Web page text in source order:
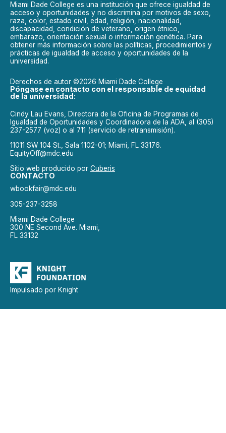
Miami Dade College es una institución que ofrece igualdad de
acceso y oportunidades y no discrimina por motivos de sexo,
raza, color, estado civil, edad, religión, nacionalidad,
discapacidad, condición de veterano, origen étnico,
embarazo, orientación sexual o información genética. Para
obtener más información sobre las políticas, procedimientos y
prácticas de igualdad de acceso y oportunidades de la
universidad.
Derechos de autor ©2026 Miami Dade College
Póngase en contacto con el responsable de equidad
de la universidad:
Cindy Lau Evans, Directora de la Oficina de Programas de
Igualdad de Oportunidades y Coordinadora de la ADA, al (305)
237-2577 (voz) o al 711 (servicio de retransmisión).
11011 SW 104 St., Sala 1102-01; Miami, FL 33176.
EquityOff@mdc.edu
Sitio web producido por Cuberis
CONTACTO
wbookfair@mdc.edu
305-237-3258
Miami Dade College
300 NE Second Ave. Miami,
FL 33132
Impulsado por Knight